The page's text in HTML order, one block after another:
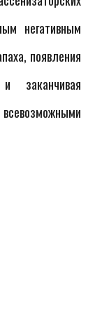
негативным
появления
заканчивая